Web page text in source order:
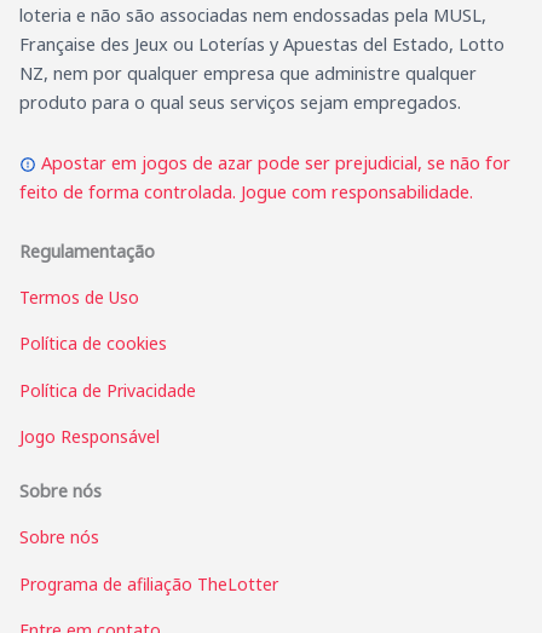
loteria e não são associadas nem endossadas pela MUSL,
Française des Jeux ou Loterías y Apuestas del Estado, Lotto
NZ, nem por qualquer empresa que administre qualquer
produto para o qual seus serviços sejam empregados.
Apostar em jogos de azar pode ser prejudicial, se não for
feito de forma controlada. Jogue com responsabilidade.
Regulamentação
Termos de Uso
Política de cookies
Política de Privacidade
Jogo Responsável
Sobre nós
Sobre nós
Programa de afiliação TheLotter